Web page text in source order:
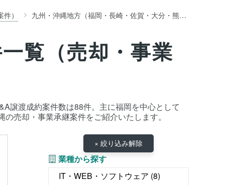
） 九州・沖縄地方（福岡・長崎・佐賀・大分・熊本・宮崎・鹿児島・沖縄）
覧（売却・事業
譲渡成約案件数は88件。主に福岡を中心として
売却・事業承継案件をご紹介いたします。
× 絞り込み解除
業種から探す
IT・WEB・ソフトウェア (8)